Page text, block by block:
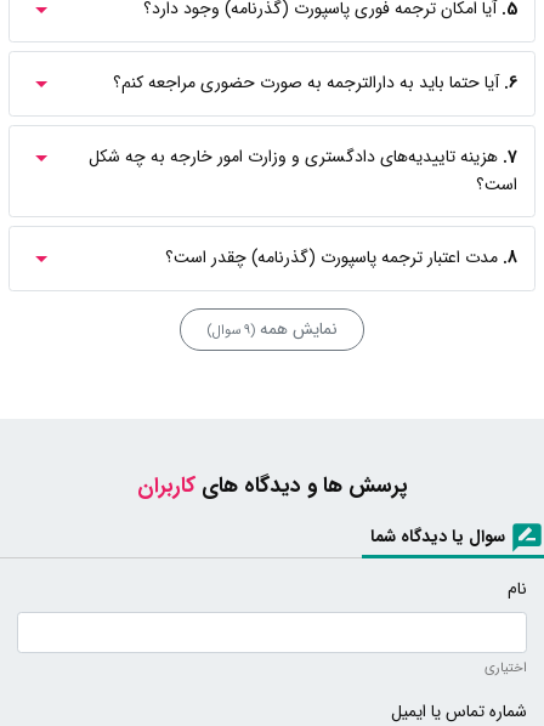
5. آیا امکان ترجمه فوری پاسپورت (گذرنامه) وجود دارد؟
6. آیا حتما باید به دارالترجمه به صورت حضوری مراجعه کنم؟
7. هزینه تاییدیه‌های دادگستری و وزارت امور خارجه به چه شکل
است؟
8. مدت اعتبار ترجمه پاسپورت (گذرنامه) چقدر است؟
نمایش همه (9 سوال)
پرسش ها و دیدگاه هایکاربران
سوال یا دیدگاه شما
نام
اختیاری
شماره تماس یا ایمیل